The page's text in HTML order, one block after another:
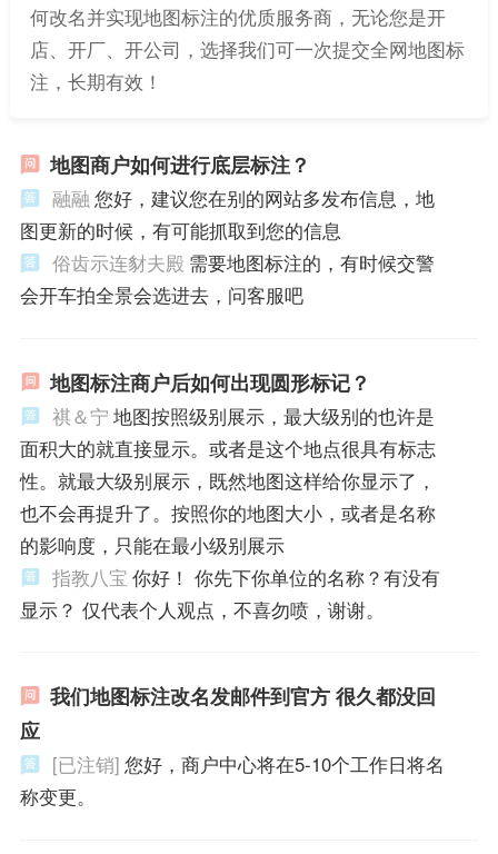
何改名并实现地图标注的优质服务商，无论您是开
店、开厂、开公司，选择我们可一次提交全网地图标
注，长期有效！
地图商户如何进行底层标注？
融融 您好，建议您在别的网站多发布信息，地
图更新的时候，有可能抓取到您的信息
俗齿示连豺夫殿 需要地图标注的，有时候交警
会开车拍全景会选进去，问客服吧
地图标注商户后如何出现圆形标记？
祺＆宁 地图按照级别展示，最大级别的也许是
面积大的就直接显示。或者是这个地点很具有标志
性。就最大级别展示，既然地图这样给你显示了，
也不会再提升了。按照你的地图大小，或者是名称
的影响度，只能在最小级别展示
指教八宝 你好！ 你先下你单位的名称？有没有
显示？ 仅代表个人观点，不喜勿喷，谢谢。
我们地图标注改名发邮件到官方 很久都没回
应
[已注销] 您好，商户中心将在5-10个工作日将名
称变更。